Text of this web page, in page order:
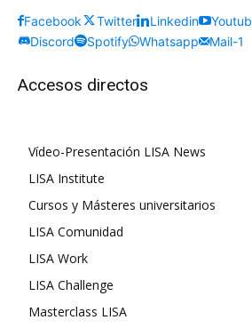
Facebook Twitter Linkedin
Discord
Spotify Whatsapp Mail-1
Accesos directos
Vídeo-Presentación LISA News
LISA Institute
Cursos y Másteres universitarios
LISA Comunidad
LISA Work
LISA Challenge
Masterclass LISA